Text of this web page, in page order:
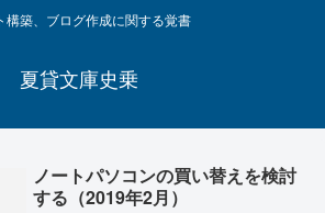
構築、ブログ作成に関する覚書
夏貸文庫史乗
ノートパソコンの買い替えを検討
する（2019年2月）